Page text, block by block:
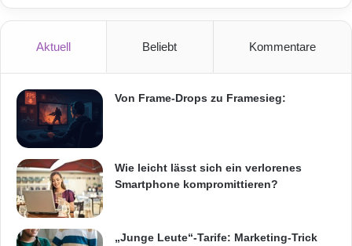
Wertschöpfungsketten. So individualisieren
Unternehmen mit Industrie-4.0-Technologien
ihre Fertigung und entwickeln mit intelligenten
Algorithmen neue Produkte und
Dienstleistungen: Flugzeuge überwachen nicht
nur automatisch ihre Systeme, sondern
gewinnen daraus Erkenntnisse für effizientere
Triebwerke mit geringerem
Kraftstoffverbrauch.
Aktuell Beliebt Kommentare
Von Frame-Drops zu Framesieg:
Wie leicht lässt sich ein verlorenes
Smartphone kompromittieren?
„Junge Leute“-Tarife: Marketing-Trick